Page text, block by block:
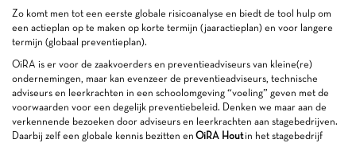
Zo komt men tot een eerste globale risicoanalyse en biedt de tool hulp om
een actieplan op te maken op korte termijn (jaaractieplan) en voor langere
termijn (globaal preventieplan).
OiRA is er voor de zaakvoerders en preventieadviseurs van kleine(re)
ondernemingen, maar kan evenzeer de preventieadviseurs, technische
adviseurs en leerkrachten in een schoolomgeving “voeling” geven met de
voorwaarden voor een degelijk preventiebeleid. Denken we maar aan de
verkennende bezoeken door adviseurs en leerkrachten aan stagebedrijven.
Daarbij zelf een globale kennis bezitten en OiRA Houtin het stagebedrijf